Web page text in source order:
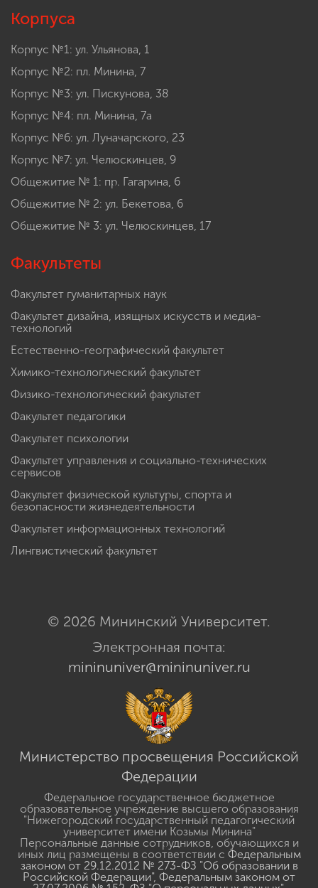
Корпуса
Корпус №1: ул. Ульянова, 1
Корпус №2: пл. Минина, 7
Корпус №3: ул. Пискунова, 38
Корпус №4: пл. Минина, 7а
Корпус №6: ул. Луначарского, 23
Корпус №7: ул. Челюскинцев, 9
Общежитие № 1: пр. Гагарина, 6
Общежитие № 2: ул. Бекетова, 6
Общежитие № 3: ул. Челюскинцев, 17
Факультеты
Факультет гуманитарных наук
Факультет дизайна, изящных искусств и медиа-
технологий
Естественно-географический факультет
Химико-технологический факультет
Физико-технологический факультет
Факультет педагогики
Факультет психологии
Факультет управления и социально-технических
сервисов
Факультет физической культуры, спорта и
безопасности жизнедеятельности
Факультет информационных технологий
Лингвистический факультет
© 2026 Мининский Университет.
Электронная почта:
mininuniver@mininuniver.ru
Министерство просвещения Российской
Федерации
Федеральное государственное бюджетное
образовательное учреждение высшего образования
"Нижегородский государственный педагогический
университет имени Козьмы Минина"
Персональные данные сотрудников, обучающихся и
иных лиц размещены в соответствии с Федеральным
законом от 29.12.2012 № 273-ФЗ "Об образовании в
Российской Федерации", Федеральным законом от